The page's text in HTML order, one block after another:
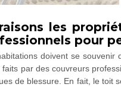
les
pour
doivent se
par des couvreurs
de blessure. En fait, le toit